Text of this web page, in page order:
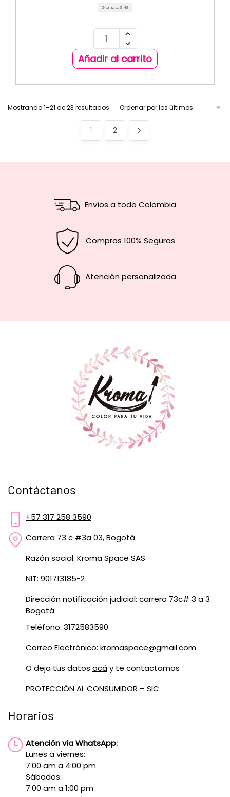
Gramo a: $ 48
Añadir al carrito
Mostrando 1–21 de 23 resultados
1 2
Envíos a todo Colombia
Compras 100% Seguras
Atención personalizada
Contáctanos
+57 317 258 3590
Carrera 73 c #3a 03, Bogotá
Razón social: Kroma Space SAS
NIT: 901713185-2
Dirección notificación judicial: carrera 73c# 3 a 3
Bogotá
Teléfono: 3172583590
Correo Electrónico: kromaspace@gmail.com
O deja tus datos acáy te contactamos
PROTECCIÓN AL CONSUMIDOR – SIC
Horarios
Atención vía WhatsApp:
Lunes a viernes:
7:00 am a 4:00 pm
Sábados:
7:00 am a 1:00 pm